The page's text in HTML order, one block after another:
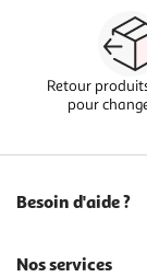
Retour
pour
Besoin d'aide ?
Nos services